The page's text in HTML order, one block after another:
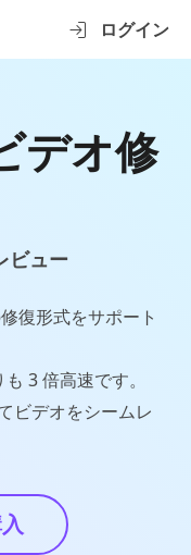
ログイン
デオ修
ビュー
復形式をサポート
3 倍高速です。
ビデオをシームレ